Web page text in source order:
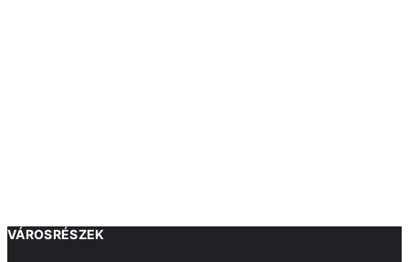
VÁROSRÉSZEK